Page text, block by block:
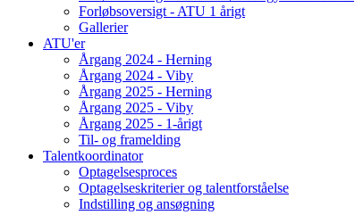
Forløbsoversigt - ATU 1 årigt
Gallerier
ATU'er
Årgang 2024 - Herning
Årgang 2024 - Viby
Årgang 2025 - Herning
Årgang 2025 - Viby
Årgang 2025 - 1-årigt
Til- og framelding
Talentkoordinator
Optagelsesproces
Optagelseskriterier og talentforståelse
Indstilling og ansøgning